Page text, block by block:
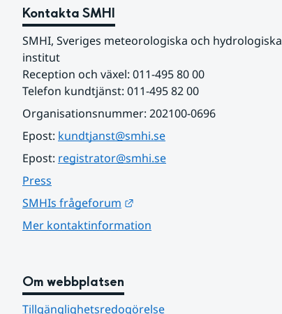
Kontakta SMHI
SMHI, Sveriges meteorologiska och hydrologiska
institut
Reception och växel: 011-495 80 00
Telefon kundtjänst: 011-495 82 00
Organisationsnummer: 202100-0696
Epost: kundtjanst@smhi.se
Epost: registrator@smhi.se
Press
SMHIs frågeforum
Mer kontaktinformation
Om webbplatsen
Tillgänglighetsredogörelse